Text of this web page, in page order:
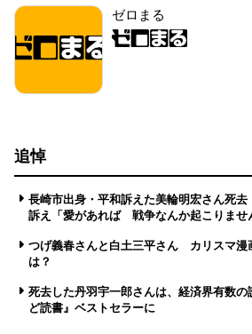
ゼロまる
追悼
長崎市出身・平和訴えた美輪明宏さん死
訴え「愛があれば 戦争なんか起こりませ
つげ義春さんと白土三平さん カリスマ漫
は？
死去した丹羽宇一郎さんは、経済界有数
ど読書』ベストセラーに